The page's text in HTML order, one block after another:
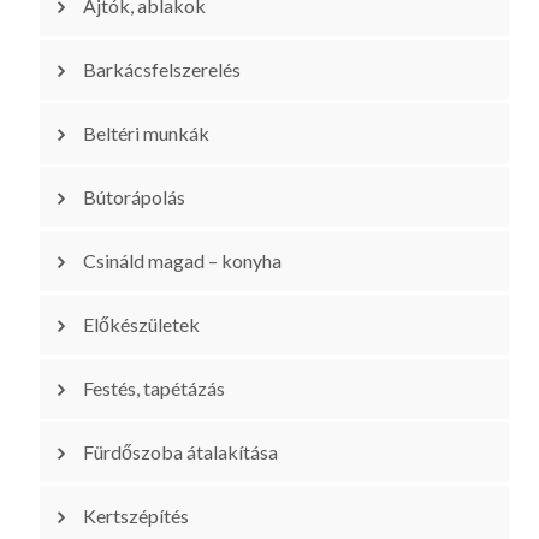
Ajtók, ablakok
Barkácsfelszerelés
Beltéri munkák
Bútorápolás
Csináld magad – konyha
Előkészületek
Festés, tapétázás
Fürdőszoba átalakítása
Kertszépítés